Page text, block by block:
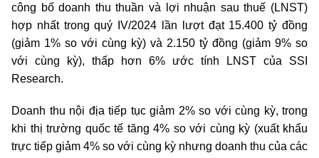
công bố doanh thu thuần và lợi nhuận sau thuế (LNST)
hợp nhất trong quý IV/2024 lần lượt đạt 15.400 tỷ đồng
(giảm 1% so với cùng kỳ) và 2.150 tỷ đồng (giảm 9% so
với cùng kỳ), thấp hơn 6% ước tính LNST của SSI
Research.
Doanh thu nội địa tiếp tục giảm 2% so với cùng kỳ, trong
khi thị trường quốc tế tăng 4% so với cùng kỳ (xuất khẩu
trực tiếp giảm 4% so với cùng kỳ nhưng doanh thu của các